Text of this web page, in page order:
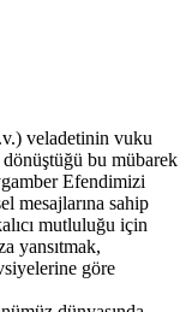
veladetinin vuku
dönüştüğü bu mübarek
Efendimizi
mesajlarına sahip
mutluluğu için
yansıtmak,
göre